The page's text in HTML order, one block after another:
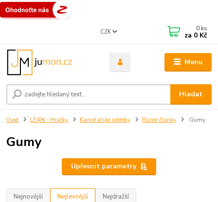
Menu
CZK
Hledat
0 ks
za 0 Kč
Úvod LEAN - Hračky Kancelářské potřeby Různé články Gumy
Gumy
Upřesnit parametry
Nejnovější Nejlevnější Nejdražší